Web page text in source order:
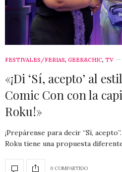
FESTIVALES/FERIAS, GEEK&CHIC, TV
«¡Di ‘Sí, acepto’ al
Comic Con con la
Roku!»
¡Prepárense para decir “Sí,
Roku tiene una propuesta
0 COMPARTIDO